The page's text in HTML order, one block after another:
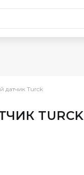
датчик Turck
TURCK